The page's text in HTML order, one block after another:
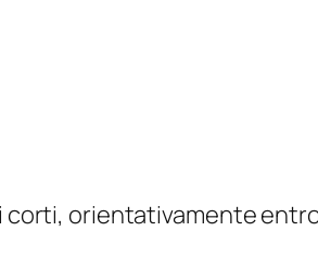
orientativamente entro